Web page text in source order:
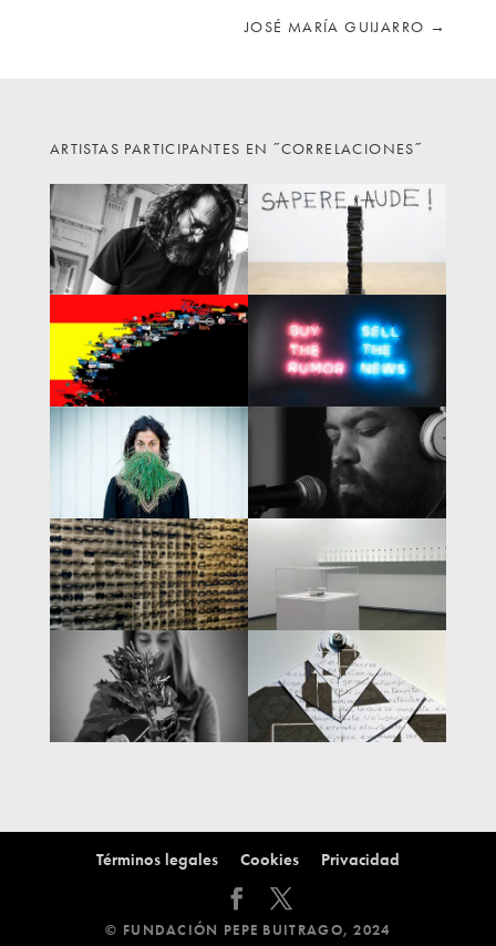
JOSÉ MARÍA GUIJARRO →
ARTISTAS PARTICIPANTES EN ˝CORRELACIONES˝
Términos legales Cookies Privacidad
© FUNDACIÓN PEPE BUITRAGO, 2024